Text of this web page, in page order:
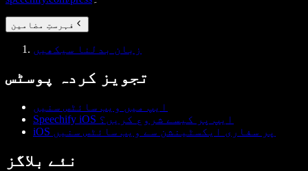
فہرستِ مضامین
زبان بدلنا سیکھیں
تجویز کردہ پوسٹس
ایپ میں ویب سائٹس سنیں
Speechify iOS ایپ پر کیسے شروع کریں؟
iOS پر سفاری ایکسٹینشن سے ویب سائٹس سنیں
نئے بلاگز